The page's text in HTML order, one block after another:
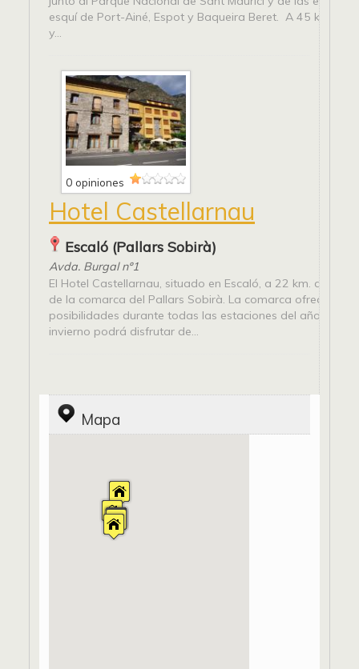
esquí de Port-Ainé, Espot y Baqueira Beret. A 45 km. de
y...
0 opiniones
Hotel Castellarnau
Escaló (Pallars Sobirà)
Avda. Burgal nº1
El Hotel Castellarnau, situado en Escaló, a 22 km. de Sort
de la comarca del Pallars Sobirà. La comarca ofrece
posibilidades durante todas las estaciones del año.
invierno podrá disfrutar de...
Mapa